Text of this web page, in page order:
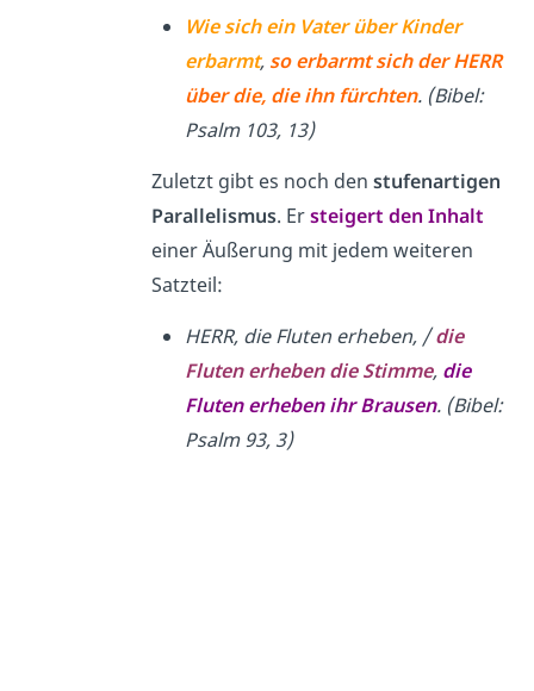
Wie sich ein Vater über Kinder
erbarmt, so erbarmt sich der HERR
über die, die ihn fürchten. (Bibel:
Psalm 103, 13)
Zuletzt gibt es noch denstufenartigen
Parallelismus. Ersteigert den Inhalt
einer Äußerung mit jedem weiteren
Satzteil:
HERR, die Fluten erheben, /die
Fluten erheben die Stimme, die
Fluten erheben ihr Brausen. (Bibel:
Psalm 93, 3)